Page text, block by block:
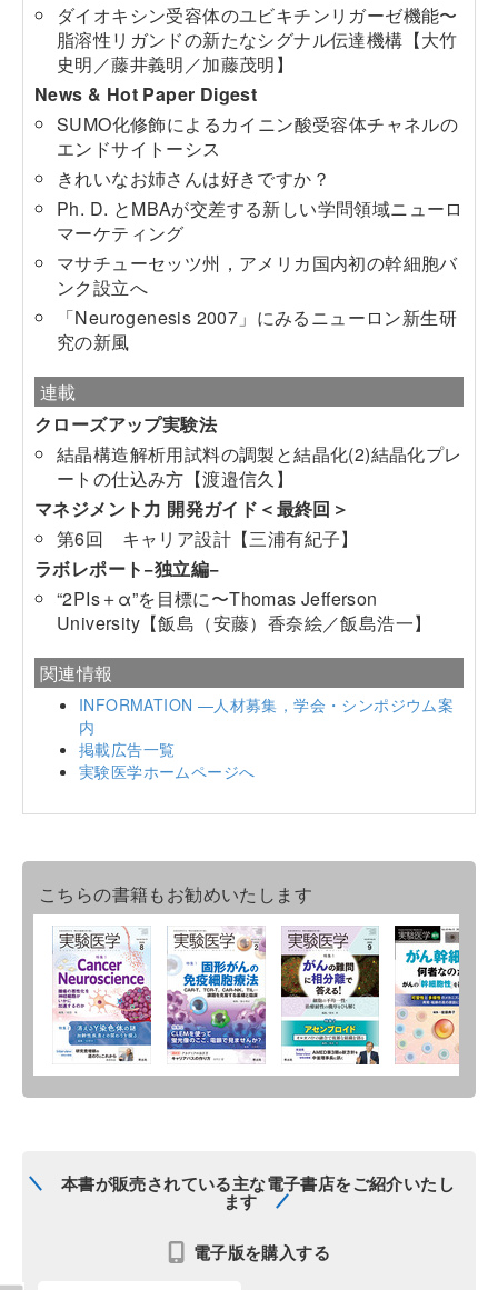
ダイオキシン受容体のユビキチンリガーゼ機能〜
脂溶性リガンドの新たなシグナル伝達機構 【大竹
史明／藤井義明／加藤茂明】
News & Hot Paper Digest
SUMO化修飾によるカイニン酸受容体チャネルの
エンドサイトーシス
きれいなお姉さんは好きですか？
Ph. D. とMBAが交差する新しい学問領域ニューロ
マーケティング
マサチューセッツ州，アメリカ国内初の幹細胞バ
ンク設立へ
「Neurogenesis 2007」にみるニューロン新生研
究の新風
連載
クローズアップ実験法
結晶構造解析用試料の調製と結晶化(2)結晶化プレ
ートの仕込み方 【渡邉信久】
マネジメント力 開発ガイド＜最終回＞
第6回 キャリア設計 【三浦有紀子】
ラボレポート−独立編−
“2PIs＋α”を目標に〜Thomas Jefferson
University 【飯島（安藤）香奈絵／飯島浩一】
関連情報
INFORMATION —人材募集，学会・シンポジウム案
内
掲載広告一覧
実験医学ホームページへ
こちらの書籍もお勧めいたします
本書が販売されている主な電子書店をご紹介いたし
ます
電子版を購入する